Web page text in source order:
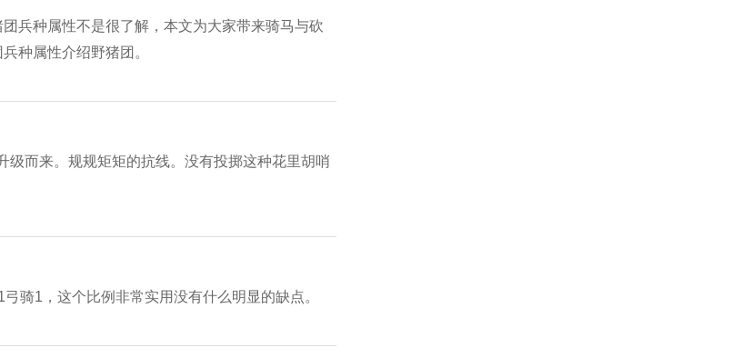
兵种属性不是很了解，本文为大家带来骑马与砍
种属性介绍野猪团。
而来。规规矩矩的抗线。没有投掷这种花里胡哨
骑1，这个比例非常实用没有什么明显的缺点。